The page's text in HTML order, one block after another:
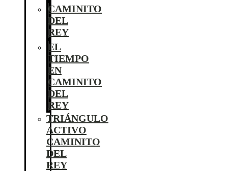
CAMINITO
DEL
REY
EL
TIEMPO
EN
CAMINITO
DEL
REY
TRIÁNGULO
ACTIVO
CAMINITO
DEL
REY